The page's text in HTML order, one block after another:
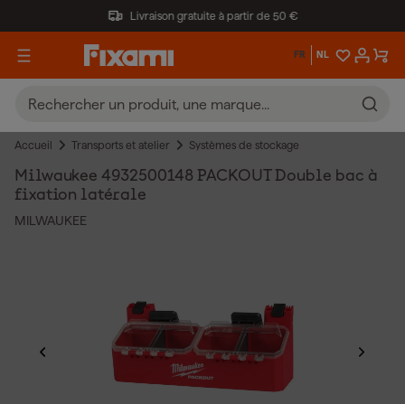
Livraison gratuite à partir de 50 €
FR NL
Accueil Transports et atelier Systèmes de stockage
Milwaukee 4932500148 PACKOUT Double bac à
fixation latérale
MILWAUKEE